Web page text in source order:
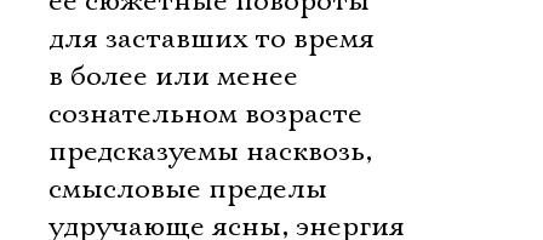
для заставших то время
в более или менее
сознательном возрасте
предсказуемы насквозь,
смысловые пределы
удручающе ясны, энергия